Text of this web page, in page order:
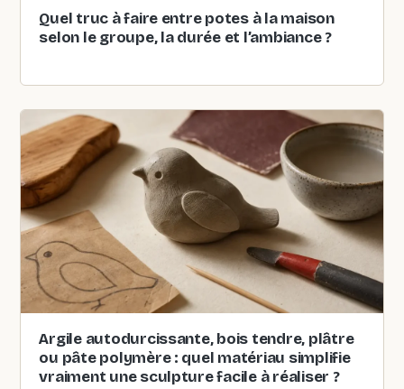
Quel truc à faire entre potes à la maison
selon le groupe, la durée et l’ambiance ?
Argile autodurcissante, bois tendre, plâtre
ou pâte polymère : quel matériau simplifie
vraiment une sculpture facile à réaliser ?